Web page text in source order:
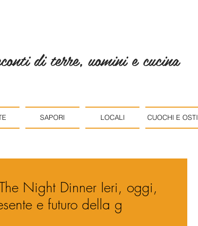
di terre, uomini e cucina
SAPORI LOCALI CUOCHI E OSTI
Night Dinner Ieri, oggi,
e futuro della g